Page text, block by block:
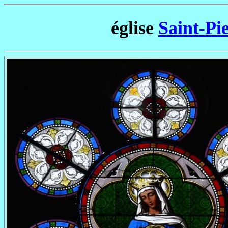
église Saint-